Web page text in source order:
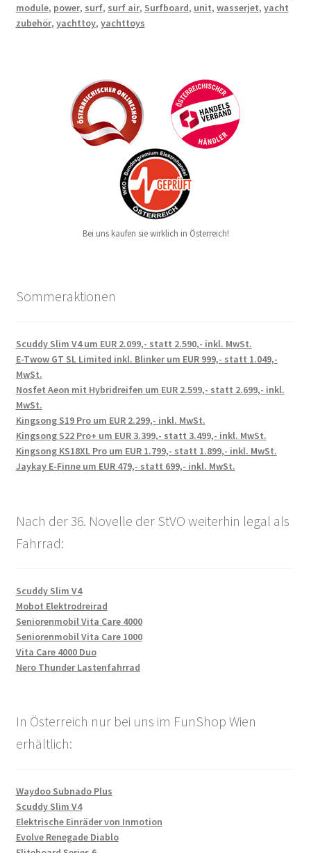
module, power, surf, surf air, Surfboard, unit, wasserjet, yacht
zubehör, yachttoy, yachttoys
Bei uns kaufen sie wirklich in Österreich!
Sommeraktionen
Scuddy Slim V4 um EUR 2.099,- statt 2.590,- inkl. MwSt.
E-Twow GT SL Limited inkl. Blinker um EUR 999,- statt 1.049,-
MwSt.
Nosfet Aeon mit Hybridreifen um EUR 2.599,- statt 2.699,- inkl.
MwSt.
Kingsong S19 Pro um EUR 2.299,- inkl. MwSt.
Kingsong S22 Pro+ um EUR 3.399,- statt 3.499,- inkl. MwSt.
Kingsong KS18XL Pro um EUR 1.799,- statt 1.899,- inkl. MwSt.
Jaykay E-Finne um EUR 479,- statt 699,- inkl. MwSt.
Nach der 36. Novelle der StVO weiterhin legal als
Fahrrad:
Scuddy Slim V4
Mobot Elektrodreirad
Seniorenmobil Vita Care 4000
Seniorenmobil Vita Care 1000
Vita Care 4000 Duo
Nero Thunder Lastenfahrrad
In Österreich nur bei uns im FunShop Wien
erhältlich:
Waydoo Subnado Plus
Scuddy Slim V4
Elektrische Einräder von Inmotion
Evolve Renegade Diablo